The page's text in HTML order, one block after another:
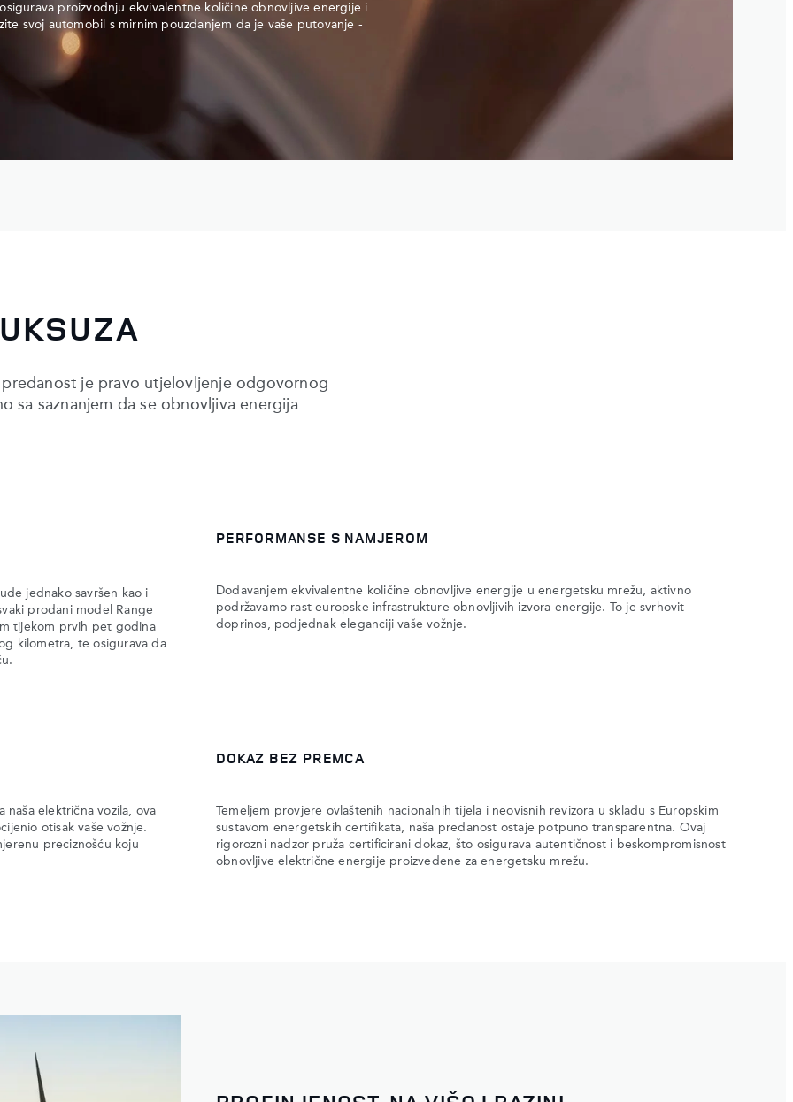
proizvodnju ekvivalentne količine obnovljive energije i
svoj automobil s mirnim pouzdanjem da je vaše putovanje -
je pravo utjelovljenje odgovornog
sa saznanjem da se obnovljiva energija
jednako savršen kao i
prodani model Range
tijekom prvih pet godina
kilometra, te osigurava da
PERFORMANSE S NAMJEROM
Dodavanjem ekvivalentne količine obnovljive energije u energetsku mrežu, aktivno
podržavamo rast europske infrastrukture obnovljivih izvora energije. To je svrhovit
doprinos, podjednak eleganciji vaše vožnje.
električna vozila, ova
otisak vaše vožnje.
preciznošću koju
DOKAZ BEZ PREMCA
Temeljem provjere ovlaštenih nacionalnih tijela i neovisnih revizora u skladu s Europskim
sustavom energetskih certifikata, naša predanost ostaje potpuno transparentna. Ovaj
rigorozni nadzor pruža certificirani dokaz, što osigurava autentičnost i beskompromisnost
obnovljive električne energije proizvedene za energetsku mrežu.